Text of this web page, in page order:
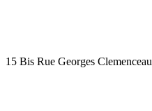
15 Bis Rue Georges Clemenceau